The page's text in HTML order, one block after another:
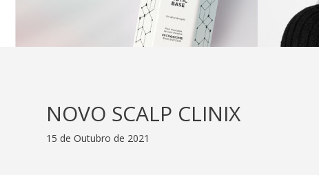
NOVO SCALP CLINIX
15 de Outubro de 2021